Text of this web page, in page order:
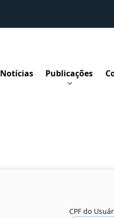
Notícias Publicações
CPF do